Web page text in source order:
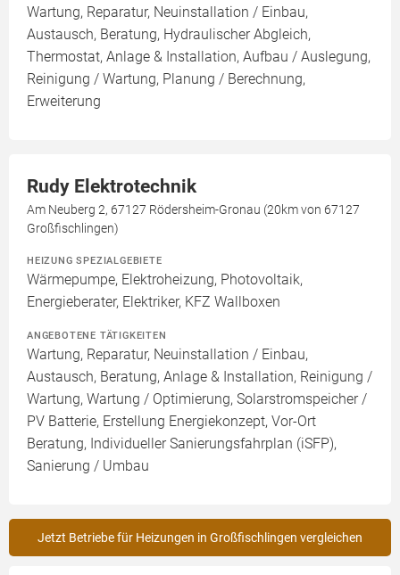
Wartung, Reparatur, Neuinstallation / Einbau,
Austausch, Beratung, Hydraulischer Abgleich,
Thermostat, Anlage & Installation, Aufbau / Auslegung,
Reinigung / Wartung, Planung / Berechnung,
Erweiterung
Rudy Elektrotechnik
Am Neuberg 2, 67127 Rödersheim-Gronau (20km von 67127
Großfischlingen)
HEIZUNG SPEZIALGEBIETE
Wärmepumpe, Elektroheizung, Photovoltaik,
Energieberater, Elektriker, KFZ Wallboxen
ANGEBOTENE TÄTIGKEITEN
Wartung, Reparatur, Neuinstallation / Einbau,
Austausch, Beratung, Anlage & Installation, Reinigung /
Wartung, Wartung / Optimierung, Solarstromspeicher /
PV Batterie, Erstellung Energiekonzept, Vor-Ort
Beratung, Individueller Sanierungsfahrplan (iSFP),
Sanierung / Umbau
Jetzt Betriebe für Heizungen in Großfischlingen vergleichen